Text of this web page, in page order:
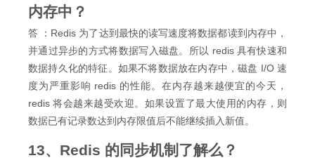
内存中？
答 ：Redis 为了达到最快的读写速度将数据都读到内存中，
并通过异步的方式将数据写入磁盘。所以 redis 具有快速和
数据持久化的特征。如果不将数据放在内存中，磁盘 I/O 速
度为严重影响 redis 的性能。在内存越来越便宜的今天，
redis 将会越来越受欢迎。如果设置了最大使用的内存，则
数据已有记录数达到内存限值后不能继续插入新值。
13、Redis 的同步机制了解么？